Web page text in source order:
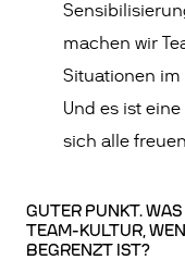
machen wir
Situationen im
Und es ist
sich alle
GUTER PUNKT.
TEAM-KULTUR,
BEGRENZT IST?